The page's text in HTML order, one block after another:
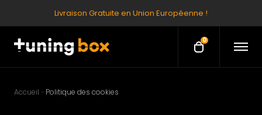
Livraison Gratuite en Union Européenne !
O
e
0
O
e
Accueil » Politique des cookies